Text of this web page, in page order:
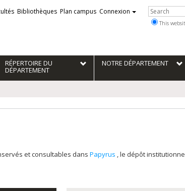
Bibliothèques Plan campus Connexion
This
RÉPERTOIRE DU
DÉPARTEMENT
NOTRE DÉPARTEMENT
et consultables dans Papyrus , le dépôt